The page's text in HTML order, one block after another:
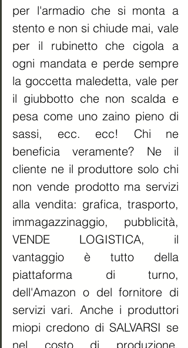
per l'armadio che si monta a
stento e non si chiude mai, vale
per il rubinetto che cigola a
ogni mandata e perde sempre
la goccetta maledetta, vale per
il giubbotto che non scalda e
pesa come uno zaino pieno di
sassi, ecc. ecc! Chi ne
beneficia veramente? Ne il
cliente ne il produttore solo chi
non vende prodotto ma servizi
alla vendita: grafica, trasporto,
immagazzinaggio, pubblicità,
VENDE LOGISTICA, il
vantaggio è tutto della
piattaforma di turno,
dell'Amazon o del fornitore di
servizi vari. Anche i produttori
miopi credono di SALVARSI se
nel costo di produzione,